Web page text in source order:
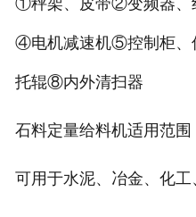
①秤架、皮带②变频器、
④电机减速机⑤控制柜
托辊⑧内外清扫器
石料定量给料机适用范围
可用于水泥、冶金、化